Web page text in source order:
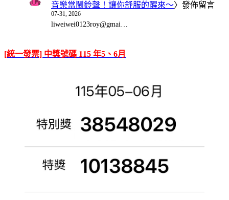
音樂當鬧鈴聲！讓你舒服的醒來～〉發佈留言
07-31, 2026
liweiwei0123roy@gmai…
[統一發票] 中獎號碼 115 年5、6月